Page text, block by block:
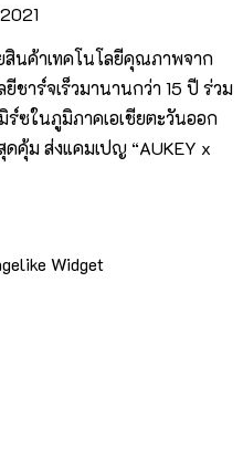
สินค้าเทคโนโลยีคุณภาพจาก
ชาร์จเร็วมานานกว่า 15 ปี ร่วม
ซในภูมิภาคเอเชียตะวันออก
คุ้ม ส่งแคมเปญ “AUKEY x